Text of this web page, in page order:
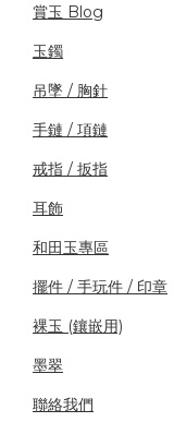
賞玉 Blog
玉鐲
吊墜 / 胸針
手鏈 / 項鏈
戒指 / 扳指
耳飾
和田玉專區
擺件 / 手玩件 / 印章
裸玉 (鑲嵌用)
墨翠
聯絡我們